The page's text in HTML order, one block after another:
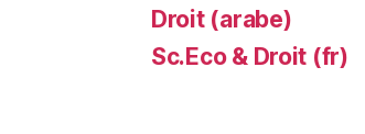
Droit (arabe)
Sc.Eco & Droit (fr)